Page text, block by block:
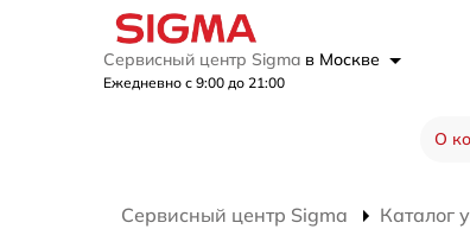
Сервисный центр Sigma в Москве
Ежедневно с 9:00 до 21:00
О
Сервисный центр Sigma Каталог